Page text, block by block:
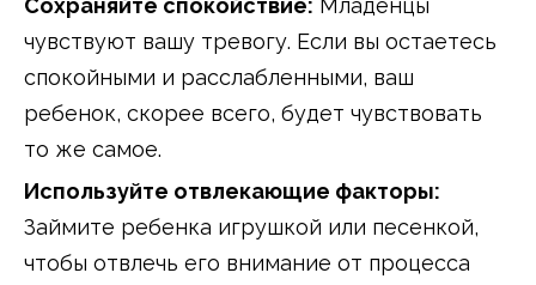
Сохраняйте спокойствие: Младенцы
чувствуют вашу тревогу. Если вы остаетесь
спокойными и расслабленными, ваш
ребенок, скорее всего, будет чувствовать
то же самое.
Используйте отвлекающие факторы:
Займите ребенка игрушкой или песенкой,
чтобы отвлечь его внимание от процесса